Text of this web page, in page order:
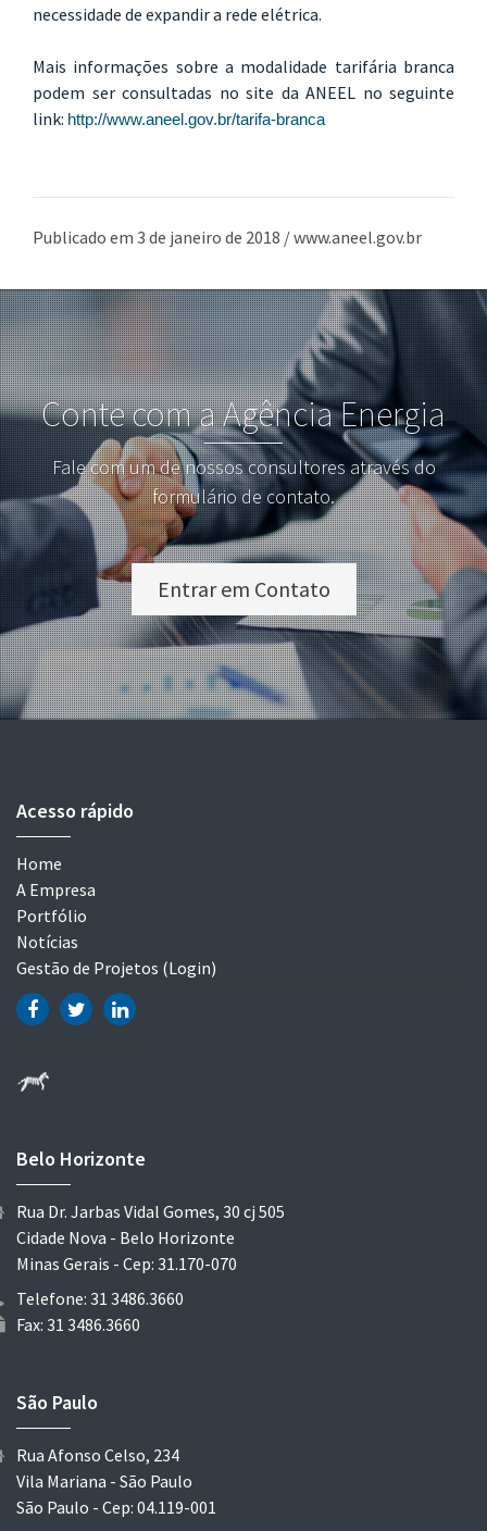
necessidade de expandir a rede elétrica.
Mais informações sobre a modalidade tarifária branca
podem ser consultadas no site da ANEEL no seguinte
link: http://www.aneel.gov.br/tarifa-branca
Publicado em 3 de janeiro de 2018 / www.aneel.gov.br
Conte com a Agência Energia
Fale com um de nossos consultores através do
formulário de contato.
Entrar em Contato
Acesso rápido
Home
A Empresa
Portfólio
Notícias
Gestão de Projetos (Login)
Belo Horizonte
Rua Dr. Jarbas Vidal Gomes, 30 cj 505
Cidade Nova - Belo Horizonte
Minas Gerais - Cep: 31.170-070
Telefone: 31 3486.3660
Fax: 31 3486.3660
São Paulo
Rua Afonso Celso, 234
Vila Mariana - São Paulo
São Paulo - Cep: 04.119-001